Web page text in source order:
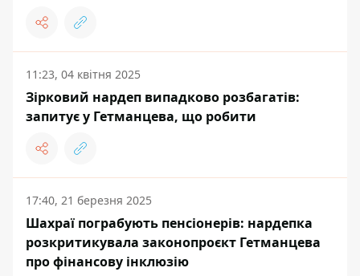
11:23, 04 квітня 2025
Зірковий нардеп випадково розбагатів:
запитує у Гетманцева, що робити
17:40, 21 березня 2025
Шахраї пограбують пенсіонерів: нардепка
розкритикувала законопроєкт Гетманцева
про фінансову інклюзію